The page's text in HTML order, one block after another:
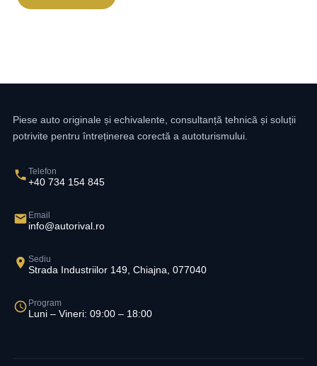
Piese auto originale și echivalente, consultanță tehnică și soluții
potrivite pentru întreținerea corectă a autoturismului.
Telefon
+40 734 154 845
Email
info@autorival.ro
Sediu
Strada Industriilor 149, Chiajna, 077040
Program
Luni – Vineri: 09:00 – 18:00